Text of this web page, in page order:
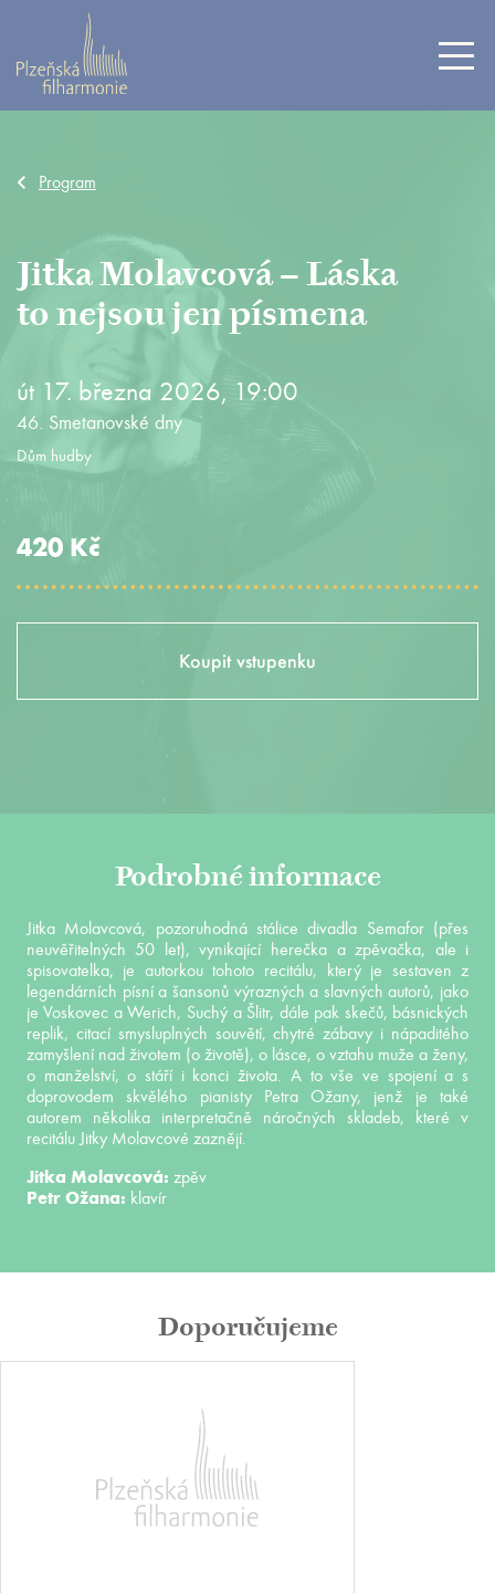
Program
Jitka Molavcová – Láska
to nejsou jen písmena
út 17. března 2026, 19:00
46. Smetanovské dny
Dům hudby
420 Kč
Koupit vstupenku
Podrobné informace
Jitka Molavcová, pozoruhodná stálice divadla Semafor (přes
neuvěřitelných 50 let), vynikající herečka a zpěvačka, ale i
spisovatelka, je autorkou tohoto recitálu, který je sestaven z
legendárních písní a šansonů výrazných a slavných autorů, jako
je Voskovec a Werich, Suchý a Šlitr, dále pak skečů, básnických
replik, citací smysluplných souvětí, chytré zábavy i nápaditého
zamyšlení nad životem (o životě), o lásce, o vztahu muže a ženy,
o manželství, o stáří i konci života. A to vše ve spojení a s
doprovodem skvělého pianisty Petra Ožany, jenž je také
autorem několika interpretačně náročných skladeb, které v
recitálu Jitky Molavcové zaznějí.
Jitka Molavcová: zpěv
Petr Ožana: klavír
Doporučujeme